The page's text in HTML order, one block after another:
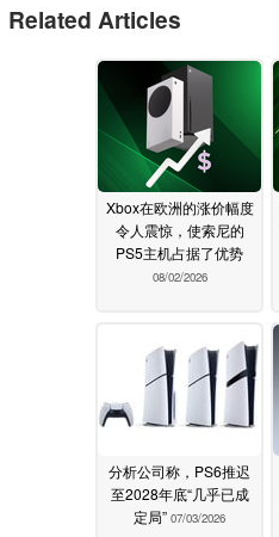
Related Articles
Xbox在欧洲的涨价幅度
令人震惊，使索尼的
PS5主机占据了优势
08/02/2026
分析公司称，PS6推迟
至2028年底“几乎已成
定局” 07/03/2026